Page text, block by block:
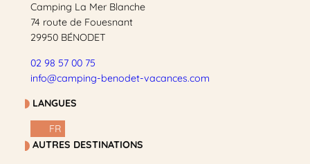
Camping La Mer Blanche
74 route de Fouesnant
29950 BÉNODET
02 98 57 00 75
info@camping-benodet-vacances.com
LANGUES
FR
AUTRES DESTINATIONS